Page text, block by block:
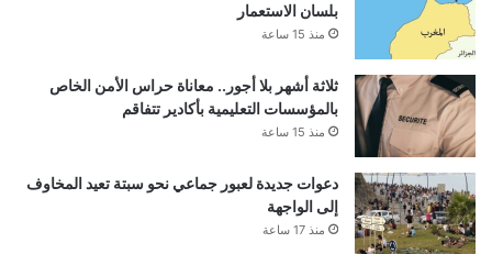
بلسان الاستعمار
منذ 15 ساعة
ثلاثة أشهر بلا أجور.. معاناة حراس الأمن الخاص
بالمؤسسات التعليمية بأكادير تتفاقم
منذ 15 ساعة
دعوات جديدة لعبور جماعي نحو سبتة تعيد المخاوف
إلى الواجهة
منذ 17 ساعة